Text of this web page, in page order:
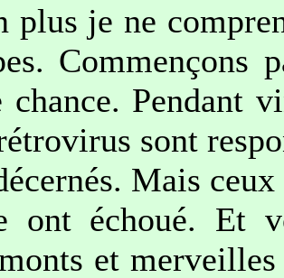
plus je ne
Commençons
chance. Pendant
sont
Mais
ont échoué. Et
et